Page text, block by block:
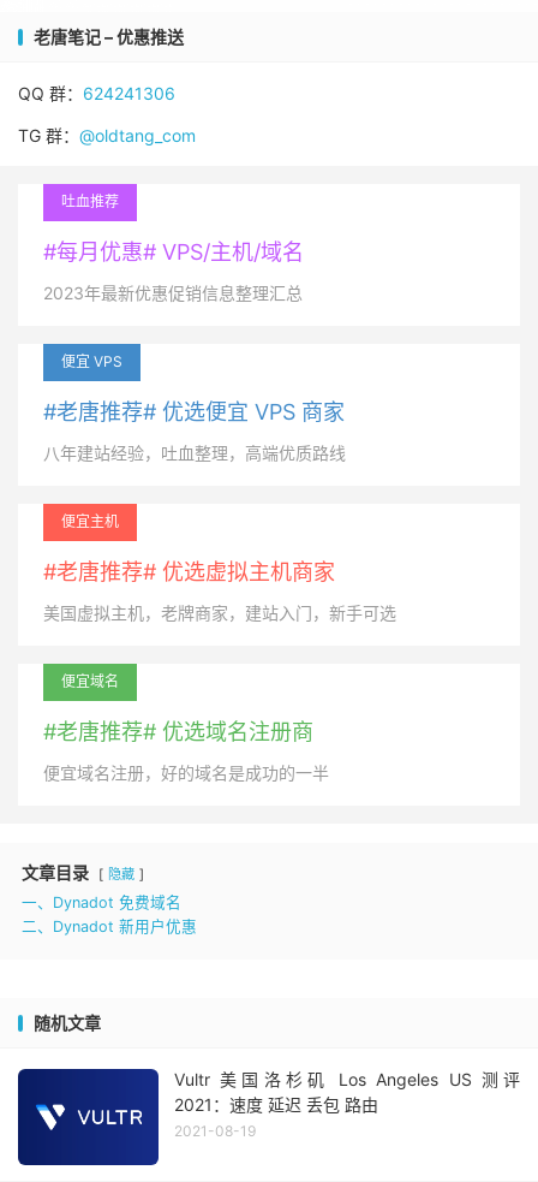
老唐笔记 – 优惠推送
QQ 群： 624241306
TG 群： @oldtang_com
吐血推荐
#每月优惠# VPS/主机/域名
2023年最新优惠促销信息整理汇总
便宜 VPS
#老唐推荐# 优选便宜 VPS 商家
八年建站经验，吐血整理，高端优质路线
便宜主机
#老唐推荐# 优选虚拟主机商家
美国虚拟主机，老牌商家，建站入门，新手可选
便宜域名
#老唐推荐# 优选域名注册商
便宜域名注册，好的域名是成功的一半
文章目录 隐藏
一、Dynadot 免费域名
二、Dynadot 新用户优惠
随机文章
Vultr 美国洛杉矶 Los Angeles US 测评
2021：速度 延迟 丢包 路由
2021-08-19